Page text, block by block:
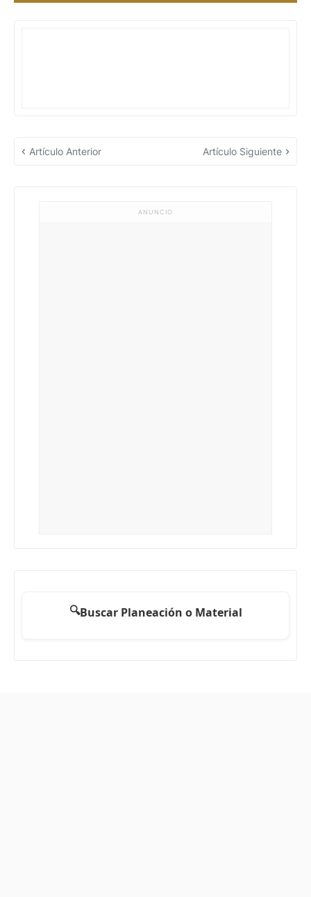
Artículo Anterior Artículo Siguiente
ANUNCIO
🔍Buscar Planeación o Material